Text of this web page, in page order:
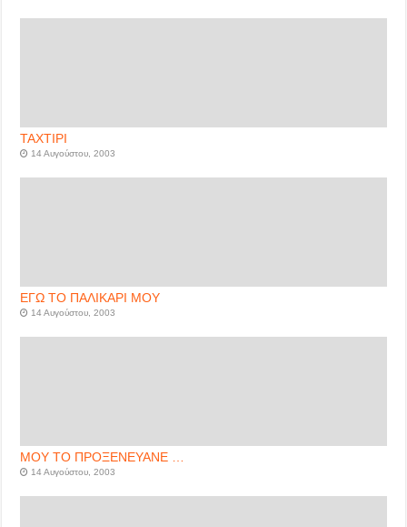
ΤΑΧΤΙΡΙ
14 Αυγούστου, 2003
ΕΓΩ ΤΟ ΠΑΛΙΚΑΡΙ ΜΟΥ
14 Αυγούστου, 2003
ΜΟΥ ΤΟ ΠΡΟΞΕΝΕΥΑΝΕ …
14 Αυγούστου, 2003